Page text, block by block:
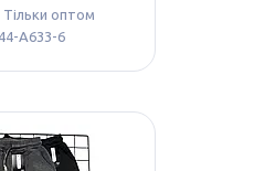
Тільки оптом
A633-6